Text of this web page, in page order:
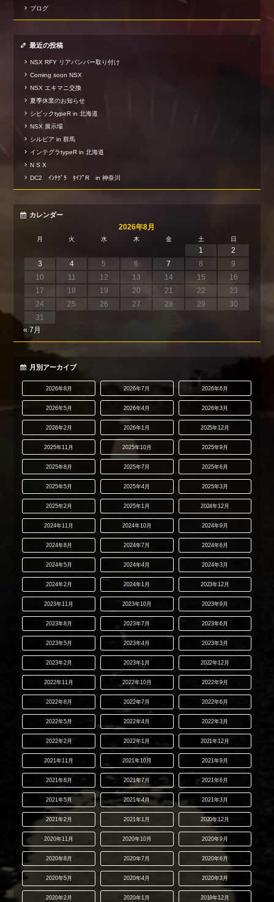
ブログ
最近の投稿
NSX RFY リアバンパー取り付け
Coming soon NSX
NSX エキマニ交換
夏季休業のお知らせ
シビックtypeR in 北海道
NSX 展示場
シルビア in 群馬
インテグラtypeR in 北海道
N S X
DC2 ｲﾝﾃｸﾞﾗ ﾀｲﾌﾟR in 神奈川
カレンダー
2026年8月
月 火 水 木 金 土 日
1
2
3
4 5 6 7 8
9
10
11 12 13 14 15
16
17
18 19 20 21 22
23
24
25 26 27 28 29
30
31
« 7月
月別アーカイブ
2026年8月 2026年7月 2026年6月
2026年5月 2026年4月 2026年3月
2026年2月 2026年1月 2025年12月
2025年11月 2025年10月 2025年9月
2025年8月 2025年7月 2025年6月
2025年5月 2025年4月 2025年3月
2025年2月 2025年1月 2024年12月
2024年11月 2024年10月 2024年9月
2024年8月 2024年7月 2024年6月
2024年5月 2024年4月 2024年3月
2024年2月 2024年1月 2023年12月
2023年11月 2023年10月 2023年9月
2023年8月 2023年7月 2023年6月
2023年5月 2023年4月 2023年3月
2023年2月 2023年1月 2022年12月
2022年11月 2022年10月 2022年9月
2022年8月 2022年7月 2022年6月
2022年5月 2022年4月 2022年3月
2022年2月 2022年1月 2021年12月
2021年11月 2021年10月 2021年9月
2021年8月 2021年7月 2021年6月
2021年5月 2021年4月 2021年3月
2021年2月 2021年1月 2020年12月
2020年11月 2020年10月 2020年9月
2020年8月 2020年7月 2020年6月
2020年5月 2020年4月 2020年3月
2020年2月 2020年1月 2019年12月